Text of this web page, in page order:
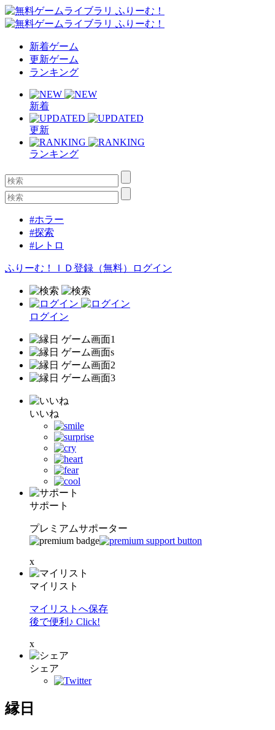
新着ゲーム
更新ゲーム
ランキング
新着
更新
ランキング
#ホラー
#探索
#レトロ
ふりーむ！ＩＤ登録（無料） ログイン
ログイン
いいね
サポート
プレミアムサポーター
x
マイリスト
マイリストへ保存
後で便利♪ Click!
x
シェア
縁日